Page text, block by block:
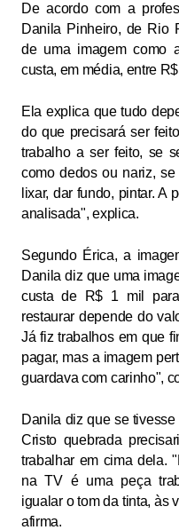
De acordo com a
Danila Pinheiro, de Rio
de uma imagem como
custa, em média, entre
Ela explica que tudo
do que precisará ser
trabalho a ser feito, se
como dedos ou nariz,
lixar, dar fundo, pintar. A
analisada", explica.
Segundo Érica, a
Danila diz que uma
custa de R$ 1 mil
restaurar depende do
Já fiz trabalhos em que
pagar, mas a imagem
guardava com carinho",
Danila diz que se
Cristo quebrada
trabalhar em cima dela.
na TV é uma peça
igualar o tom da tinta, às
afirma.